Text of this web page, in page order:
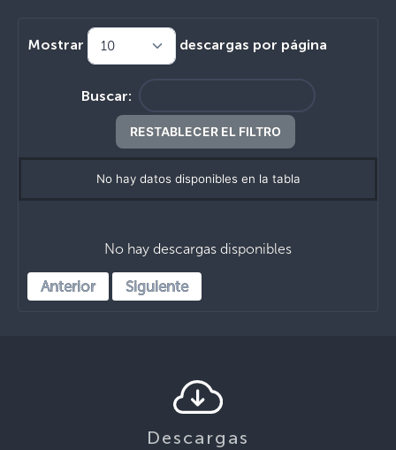
Mostrar descargas por página
Buscar:
RESTABLECER EL FILTRO
No hay datos disponibles en la tabla
No hay descargas disponibles
Anterior Siguiente
Descargas